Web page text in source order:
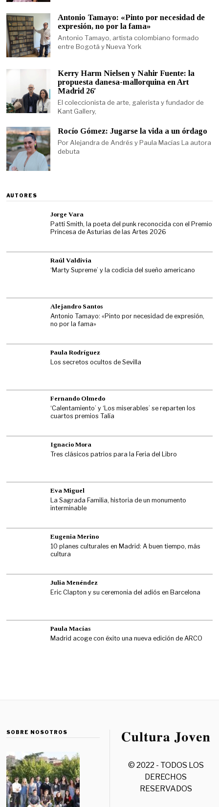
Antonio Tamayo: «Pinto por necesidad de
expresión, no por la fama»
Antonio Tamayo, artista colombiano formado
entre Bogotá y Nueva York
Kerry Harm Nielsen y Nahir Fuente: la
propuesta danesa-mallorquina en Art
Madrid 26′
El coleccionista de arte, galerista y fundador de
Kant Gallery,
Rocío Gómez: Jugarse la vida a un órdago
Por Alejandra de Andrés y Paula Macías La autora
debuta
AUTORES
Jorge Vara
Patti Smith, la poeta del punk reconocida con el Premio
Princesa de Asturias de las Artes 2026
Raúl Valdivia
‘Marty Supreme’ y la codicia del sueño americano
Alejandro Santos
Antonio Tamayo: «Pinto por necesidad de expresión,
no por la fama»
Paula Rodríguez
Los secretos ocultos de Sevilla
Fernando Olmedo
‘Calentamiento’ y ‘Los miserables’ se reparten los
cuartos premios Talía
Ignacio Mora
Tres clásicos patrios para la Feria del Libro
Eva Miguel
La Sagrada Familia, historia de un monumento
interminable
Eugenia Merino
10 planes culturales en Madrid: A buen tiempo, más
cultura
Julia Menéndez
Eric Clapton y su ceremonia del adiós en Barcelona
Paula Macías
Madrid acoge con éxito una nueva edición de ARCO
SOBRE NOSOTROS
© 2022 - TODOS LOS
DERECHOS
RESERVADOS